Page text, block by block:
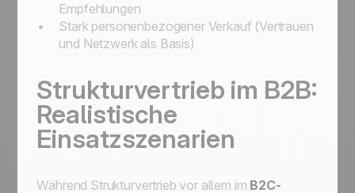
Empfehlungen
Stark personenbezogener Verkauf (Vertrauen
und Netzwerk als Basis)
Strukturvertrieb im B2B:
Realistische
Einsatzszenarien
Während Strukturvertrieb vor allem im B2C-